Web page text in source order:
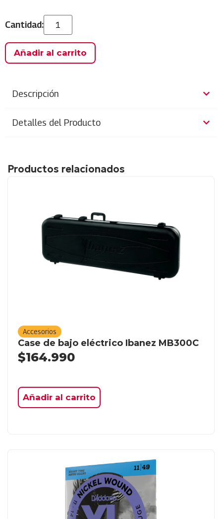
Añadir al carrito
Descripción
Detalles del Producto
Productos relacionados
Accesorios
Case de bajo eléctrico Ibanez MB300C
$164.990
Añadir al carrito